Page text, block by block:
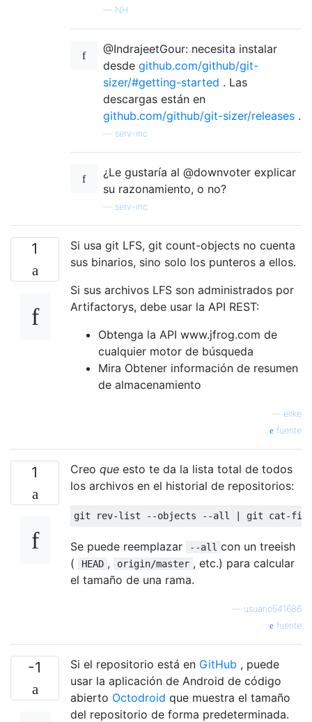
| * Maximum path length    [8] |
| * Number of symlinks    [10] |
| * Number of submodules       |
[1]
[2]
[3]
[4]
[5]
[6]
[7]
[8]
[9]
— NH.
@IndrajeetGour: necesita instalar
desde github.com/github/git-
sizer/#getting-started . Las
descargas están en
github.com/github/git-sizer/releases .
serv-inc
¿Le gustaría al @downvoter explicar
su razonamiento, o no?
serv-inc
1
Si usa git LFS, git count-objects no cuenta
sus binarios, sino solo los punteros a ellos.
Si sus archivos LFS son administrados por
Artifactorys, debe usar la API REST:
Obtenga la API www.jfrog.com de
cualquier motor de búsqueda
Mira Obtener información de resumen
de almacenamiento
elike
fuente
1 Creo que esto te da la lista total de todos
los archivos en el historial de repositorios:
Se puede reemplazar --all con un treeish
(
HEAD , origin/master , etc.) para calcular
el tamaño de una rama.
usuario541686
fuente
-1 Si el repositorio está en GitHub , puede
usar la aplicación de Android de código
abierto Octodroid que muestra el tamaño
del repositorio de forma predeterminada.